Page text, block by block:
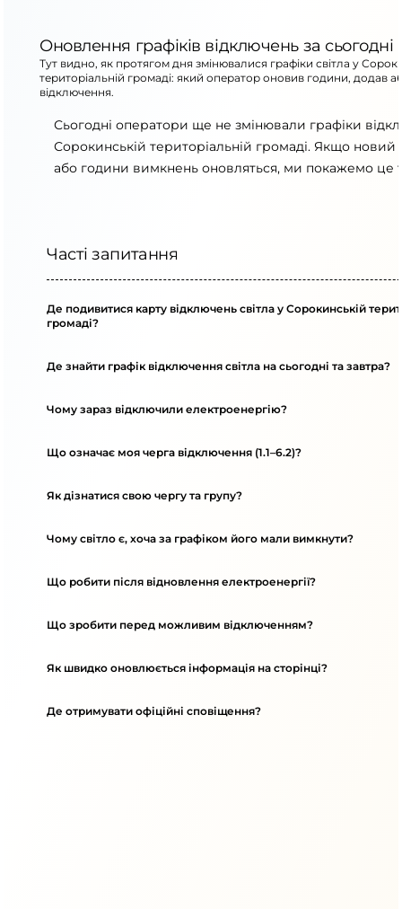
Оновлення графіків відключень за сьогодні
Тут видно, як протягом дня змінювалися графіки світла у
територіальній громаді: який оператор оновив години, додав
відключення.
Сьогодні оператори ще не змінювали графіки
Сорокинській територіальній громаді. Якщо новий
або години вимкнень оновляться, ми покажемо це
Часті запитання
Де подивитися карту відключень світла у Сорокинській
громаді?
Де знайти графік відключення світла на сьогодні та завтра?
Чому зараз відключили електроенергію?
Що означає моя черга відключення (1.1–6.2)?
Як дізнатися свою чергу та групу?
Чому світло є, хоча за графіком його мали вимкнути?
Що робити після відновлення електроенергії?
Що зробити перед можливим відключенням?
Як швидко оновлюється інформація на сторінці?
Де отримувати офіційні сповіщення?